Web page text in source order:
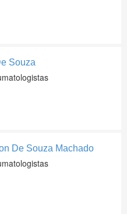
Souza
De Souza Machado